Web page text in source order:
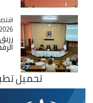
اقتصاد
- 17:06
تحميل